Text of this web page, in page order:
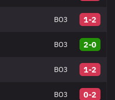
BO3 1-2
BO3 2-0
BO3 1-2
BO3 0-2